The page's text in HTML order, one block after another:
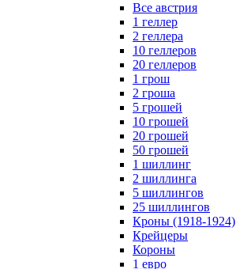
Все австрия
1 геллер
2 геллера
10 геллеров
20 геллеров
1 грош
2 гроша
5 грошей
10 грошей
20 грошей
50 грошей
1 шиллинг
2 шиллинга
5 шиллингов
25 шиллингов
Кроны (1918-1924)
Крейцеры
Короны
1 евро